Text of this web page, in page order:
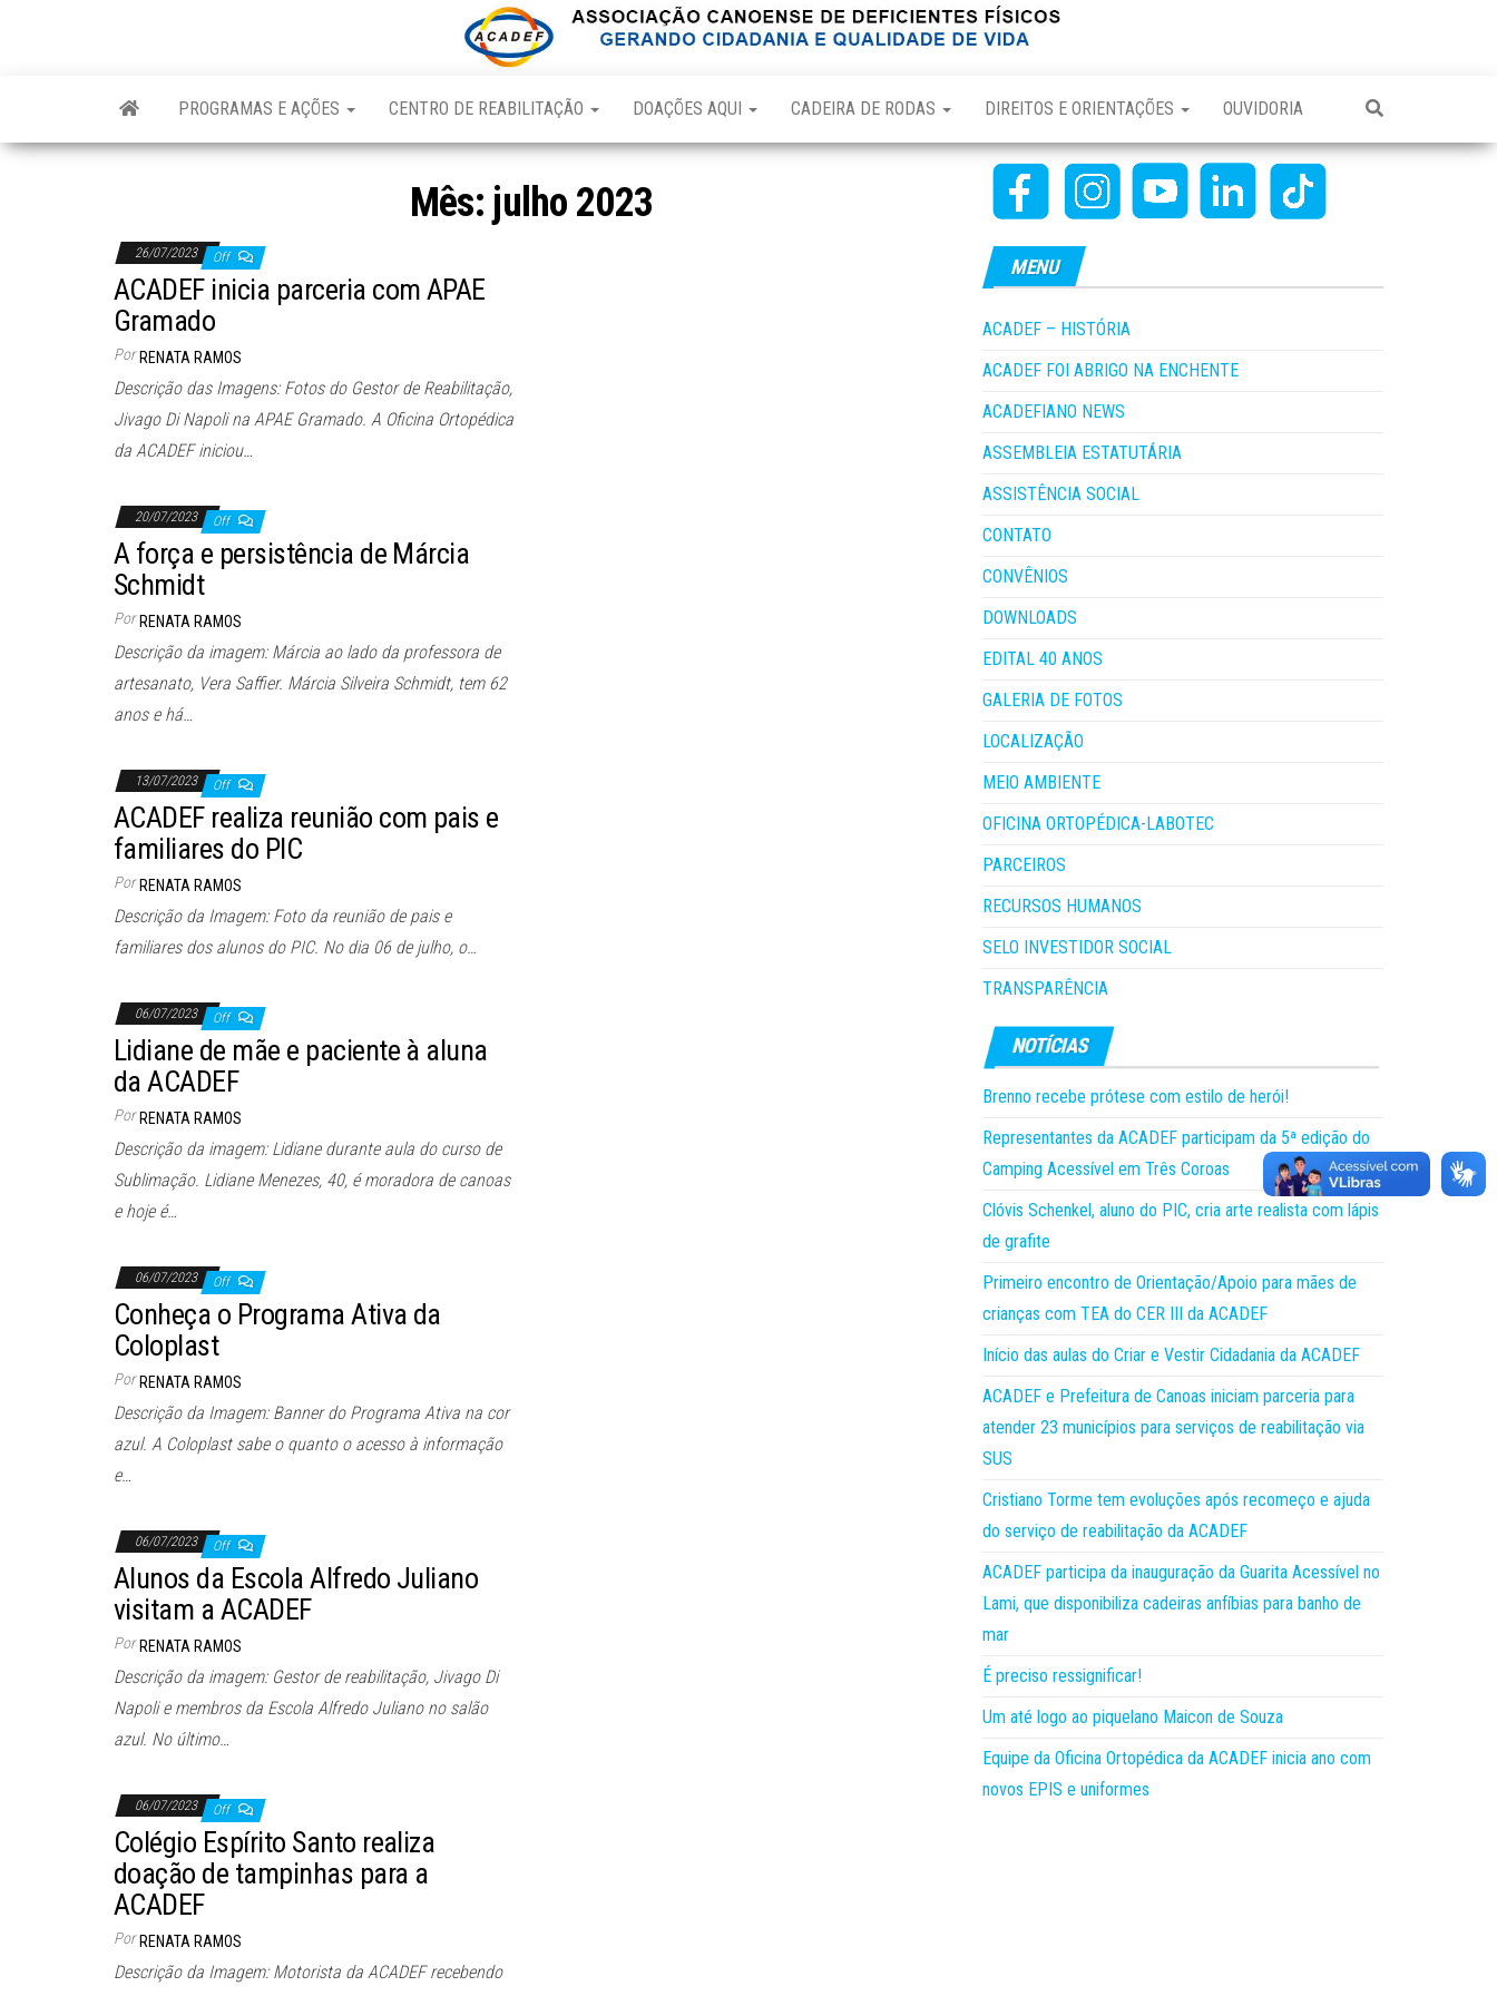
PROGRAMAS E AÇÕES CENTRO DE REABILITAÇÃO DOAÇÕES AQUI CADEIRA DE RODAS DIREITOS E ORIENTAÇÕES OUVIDORIA
Mês: julho 2023
26/07/2023 Off
ACADEF inicia parceria com APAE
Gramado
Por RENATA RAMOS
Descrição das Imagens: Fotos do Gestor de Reabilitação,
Jivago Di Napoli na APAE Gramado. A Oficina Ortopédica
da ACADEF iniciou…
20/07/2023 Off
A força e persistência de Márcia
Schmidt
Por RENATA RAMOS
Descrição da imagem: Márcia ao lado da professora de
artesanato, Vera Saffier. Márcia Silveira Schmidt, tem 62
anos e há…
13/07/2023 Off
ACADEF realiza reunião com pais e
familiares do PIC
Por RENATA RAMOS
Descrição da Imagem: Foto da reunião de pais e
familiares dos alunos do PIC. No dia 06 de julho, o…
06/07/2023 Off
Lidiane de mãe e paciente à aluna
da ACADEF
Por RENATA RAMOS
Descrição da imagem: Lidiane durante aula do curso de
Sublimação. Lidiane Menezes, 40, é moradora de canoas
e hoje é…
06/07/2023 Off
Conheça o Programa Ativa da
Coloplast
Por RENATA RAMOS
Descrição da Imagem: Banner do Programa Ativa na cor
azul. A Coloplast sabe o quanto o acesso à informação
e…
06/07/2023 Off
Alunos da Escola Alfredo Juliano
visitam a ACADEF
Por RENATA RAMOS
Descrição da imagem: Gestor de reabilitação, Jivago Di
Napoli e membros da Escola Alfredo Juliano no salão
azul. No último…
06/07/2023 Off
Colégio Espírito Santo realiza
doação de tampinhas para a
ACADEF
Por RENATA RAMOS
Descrição da Imagem: Motorista da ACADEF recebendo
MENU
ACADEF – HISTÓRIA
ACADEF FOI ABRIGO NA ENCHENTE
ACADEFIANO NEWS
ASSEMBLEIA ESTATUTÁRIA
ASSISTÊNCIA SOCIAL
CONTATO
CONVÊNIOS
DOWNLOADS
EDITAL 40 ANOS
GALERIA DE FOTOS
LOCALIZAÇÃO
MEIO AMBIENTE
OFICINA ORTOPÉDICA-LABOTEC
PARCEIROS
RECURSOS HUMANOS
SELO INVESTIDOR SOCIAL
TRANSPARÊNCIA
Brenno recebe prótese com estilo de herói!
Representantes da ACADEF participam da 5ª edição do
Camping Acessível em Três Coroas
Clóvis Schenkel, aluno do PIC, cria arte realista com lápis
de grafite
Primeiro encontro de Orientação/Apoio para mães de
crianças com TEA do CER III da ACADEF
Início das aulas do Criar e Vestir Cidadania da ACADEF
ACADEF e Prefeitura de Canoas iniciam parceria para
atender 23 municípios para serviços de reabilitação via
SUS
Cristiano Torme tem evoluções após recomeço e ajuda
do serviço de reabilitação da ACADEF
ACADEF participa da inauguração da Guarita Acessível no
Lami, que disponibiliza cadeiras anfíbias para banho de
mar
É preciso ressignificar!
Um até logo ao piquelano Maicon de Souza
Equipe da Oficina Ortopédica da ACADEF inicia ano com
novos EPIS e uniformes